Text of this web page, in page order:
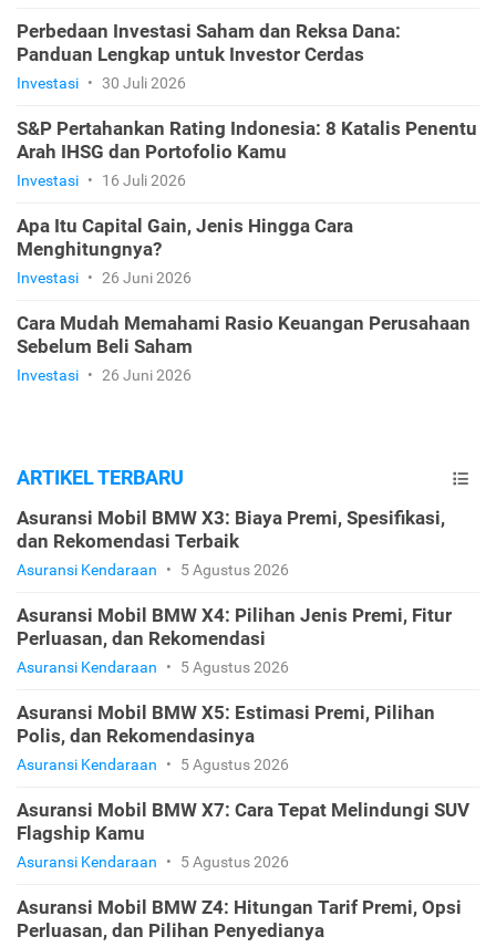
Perbedaan Investasi Saham dan Reksa Dana:
Panduan Lengkap untuk Investor Cerdas
Investasi • 30 Juli 2026
S&P Pertahankan Rating Indonesia: 8 Katalis Penentu
Arah IHSG dan Portofolio Kamu
Investasi • 16 Juli 2026
Apa Itu Capital Gain, Jenis Hingga Cara
Menghitungnya?
Investasi • 26 Juni 2026
Cara Mudah Memahami Rasio Keuangan Perusahaan
Sebelum Beli Saham
Investasi • 26 Juni 2026
ARTIKEL TERBARU
Asuransi Mobil BMW X3: Biaya Premi, Spesifikasi,
dan Rekomendasi Terbaik
Asuransi Kendaraan • 5 Agustus 2026
Asuransi Mobil BMW X4: Pilihan Jenis Premi, Fitur
Perluasan, dan Rekomendasi
Asuransi Kendaraan • 5 Agustus 2026
Asuransi Mobil BMW X5: Estimasi Premi, Pilihan
Polis, dan Rekomendasinya
Asuransi Kendaraan • 5 Agustus 2026
Asuransi Mobil BMW X7: Cara Tepat Melindungi SUV
Flagship Kamu
Asuransi Kendaraan • 5 Agustus 2026
Asuransi Mobil BMW Z4: Hitungan Tarif Premi, Opsi
Perluasan, dan Pilihan Penyedianya